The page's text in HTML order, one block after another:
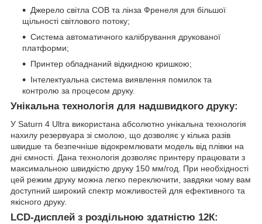
Джерело світла СОВ та лінза Френеля для більшої
щільності світлового потоку;
Система автоматичного калібрування друкованої
платформи;
Принтер обладнаний відкидною кришкою;
Інтелектуальна система виявлення помилок та
контролю за процесом друку.
Унікальна технологія для надшвидкого друку:
У Saturn 4 Ultra використана абсолютно унікальна технологія
нахилу резервуара зі смолою, що дозволяє у кілька разів
швидше та безпечніше відокремлювати модель від плівки на
дні ємності. Дана технологія дозволяє принтеру працювати з
максимальною швидкістю друку 150 мм/год. При необхідності
цей режим друку можна легко переключити, завдяки чому вам
доступний широкий спектр можливостей для ефективного та
якісного друку.
LCD-дисплей з роздільною здатністю 12К: